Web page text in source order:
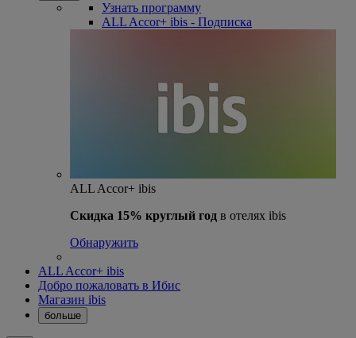
Узнать программу
ALL Accor+ ibis - Подписка
ALL Accor+ ibis
Скидка 15% круглый год в отелях ibis
Обнаружить
ALL Accor+ ibis
Добро пожаловать в Ибис
Магазин ibis
больше